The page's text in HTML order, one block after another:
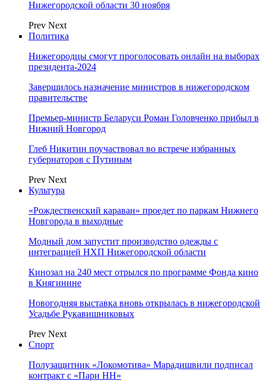
Нижегородской области 30 ноября
Prev Next
Политика
Нижегородцы смогут проголосовать онлайн на выборах
президента-2024
Завершилось назначение министров в нижегородском
правительстве
Премьер-министр Беларуси Роман Головченко прибыл в
Нижний Новгород
Глеб Никитин поучаствовал во встрече избранных
губернаторов с Путиным
Prev Next
Культура
«Рождественский караван» проедет по паркам Нижнего
Новгорода в выходные
Модный дом запустит производство одежды с
интеграцией НХП Нижегородской области
Кинозал на 240 мест отрылся по программе Фонда кино
в Княгинине
Новогодняя выставка вновь открылась в нижегородской
Усадьбе Рукавишниковых
Prev Next
Спорт
Полузащитник «Локомотива» Марадишвили подписал
контракт с «Пари НН»